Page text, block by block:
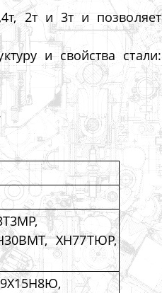
2т и 3т и позволяет
и свойства стали:
ХН77ТЮР,